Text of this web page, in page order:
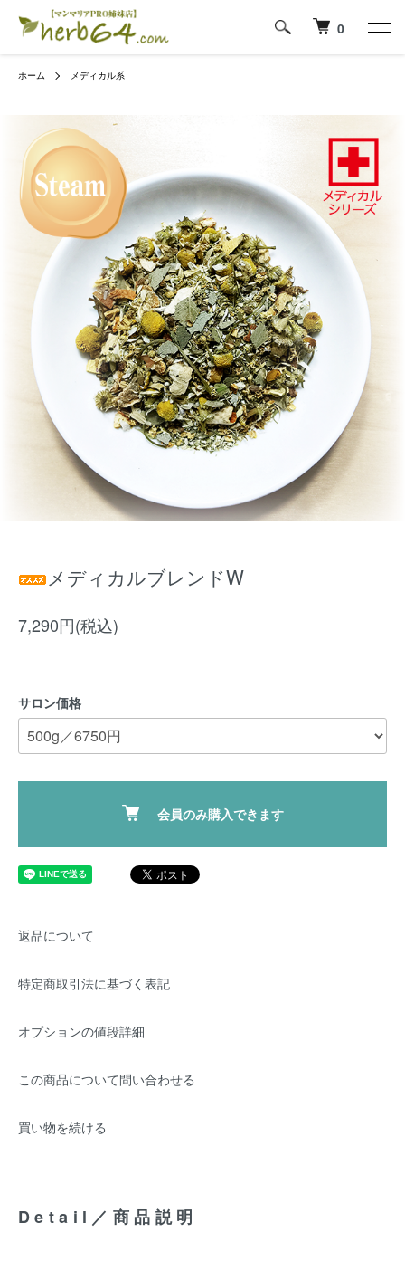
0
ホーム メディカル系
メディカルブレンドW
7,290円(税込)
サロン価格
会員のみ購入できます
返品について
特定商取引法に基づく表記
オプションの値段詳細
この商品について問い合わせる
買い物を続ける
Detail／商品説明